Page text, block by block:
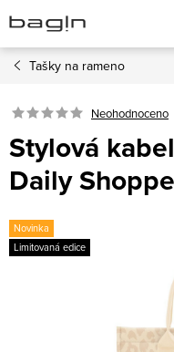
na
obsah
Tašky na rameno
Neohodnoceno
Stylová
Daily
Novinka
Limitovaná edice